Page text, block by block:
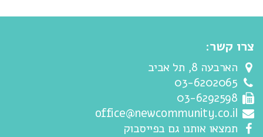
צרו קשר:
הארבעה 8, תל אביב
03-6202065
03-6292598
office@newcommunity.co.il
תמצאו אותנו גם בפייסבוק